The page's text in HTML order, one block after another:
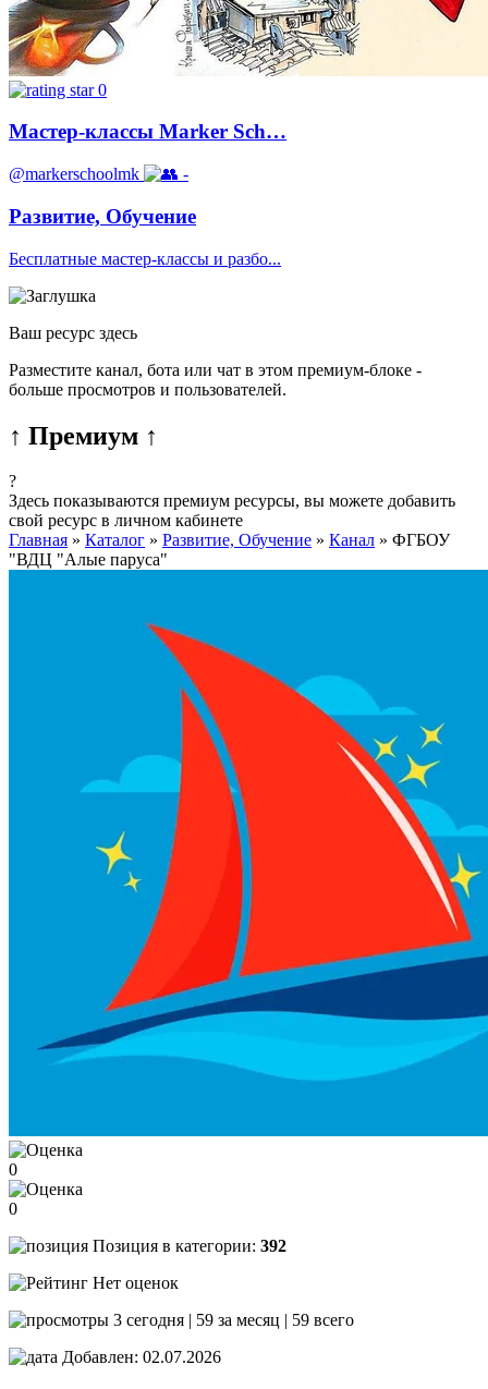
0
Мастер-классы Marker Sch…
@markerschoolmk -
Развитие, Обучение
Бесплатные мастер-классы и разбо...
Ваш ресурс здесь
Разместите канал, бота или чат в этом премиум-блоке -
больше просмотров и пользователей.
↑ Премиум ↑
?
Здесь показываются премиум ресурсы, вы можете добавить
свой ресурс в личном кабинете
Главная » Каталог » Развитие, Обучение » Канал » ФГБОУ
"ВДЦ "Алые паруса"
0
0
Позиция в категории: 392
Нет оценок
3 сегодня | 59 за месяц | 59 всего
Добавлен: 02.07.2026